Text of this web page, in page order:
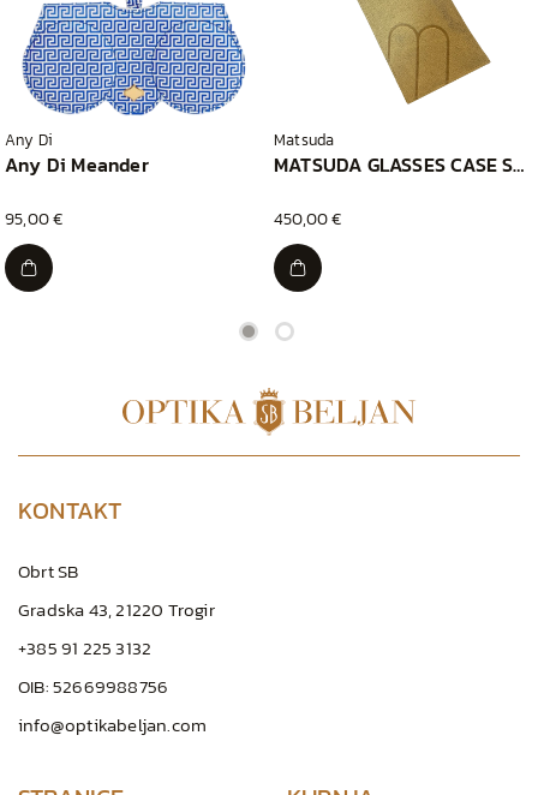
Any Di
Any Di Meander
95,00 €
Matsuda
MATSUDA GLASSES CASE SHIRONOMESHI
450,00 €
KONTAKT
Obrt SB
Gradska 43, 21220 Trogir
+385 91 225 3132
OIB: 52669988756
info@optikabeljan.com